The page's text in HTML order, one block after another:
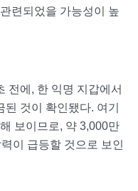
련되었을 가능성이 높
전에, 한 익명 지갑에서
것이 확인됐다. 여기
보이므로, 약 3,000만
이 급등할 것으로 보인